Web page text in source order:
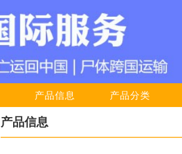
产品信息 产品分类
产品信息